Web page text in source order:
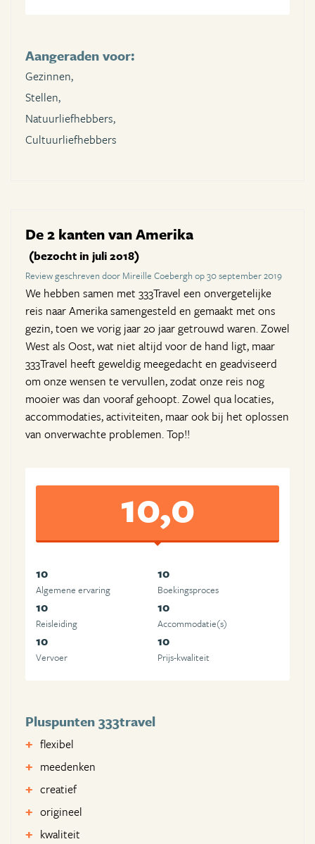
Aangeraden voor:
Gezinnen,
Stellen,
Natuurliefhebbers,
Cultuurliefhebbers
De 2 kanten van Amerika
(bezocht in juli 2018)
Review geschreven door Mireille Coebergh op 30 september 2019
We hebben samen met 333Travel een onvergetelijke
reis naar Amerika samengesteld en gemaakt met ons
gezin, toen we vorig jaar 20 jaar getrouwd waren. Zowel
West als Oost, wat niet altijd voor de hand ligt, maar
333Travel heeft geweldig meegedacht en geadviseerd
om onze wensen te vervullen, zodat onze reis nog
mooier was dan vooraf gehoopt. Zowel qua locaties,
accommodaties, activiteiten, maar ook bij het oplossen
van onverwachte problemen. Top!!
10,0
10
Algemene ervaring
10
Boekingsproces
10
Reisleiding
10
Accommodatie(s)
10
Vervoer
10
Prijs-kwaliteit
Pluspunten 333travel
flexibel
meedenken
creatief
origineel
kwaliteit